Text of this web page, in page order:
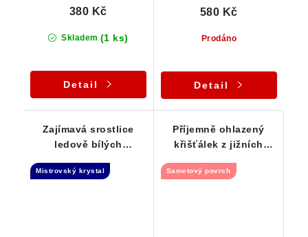
Skladem (1 ks)
380 Kč
Detail
Prodáno
580 Kč
Detail
Zajímavá srostlice
ledově bílých
oblasti Jeseníků
Mistrovský krystal
Příjemně ohlazený
křišťálek z jižních
Sametový povrch